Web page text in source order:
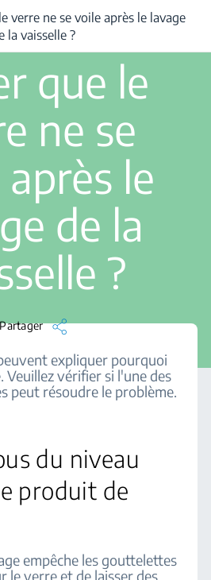
verre ne se voile après le lavage de la
que le
ne se
le
de la
?
Partager
verre ne se voile après le lavage
la vaisselle ?
expliquer pourquoi
Veuillez vérifier si l'une des
peut résoudre le problème.
du niveau
produit de
empêche les gouttelettes
le verre et de laisser des